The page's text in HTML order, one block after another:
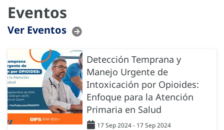
Eventos
Ver Eventos
Detección Temprana y
Manejo Urgente de
Intoxicación por Opioides:
Enfoque para la Atención
Primaria en Salud
17 Sep 2024 - 17 Sep 2024